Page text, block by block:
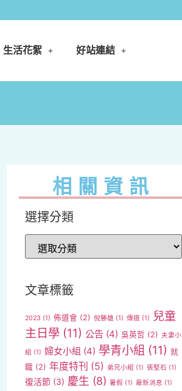
生活花絮 好站連結
相關資訊
選擇分類
文章標籤
2023 (1) 佈道會 (2) 倪勝雄 (1) 傳道 (1)
兒童
主日學(11) 公告(4) 吳英哲 (2) 夫妻小
組 (1) 婦女小組 (4) 學青小組 (11) 就
職 (2) 年度特刊 (5) 弟兄小組 (1) 張堅石 (1)
復活節(3) 慶生 (8) 暑假 (1) 最新消息 (1)